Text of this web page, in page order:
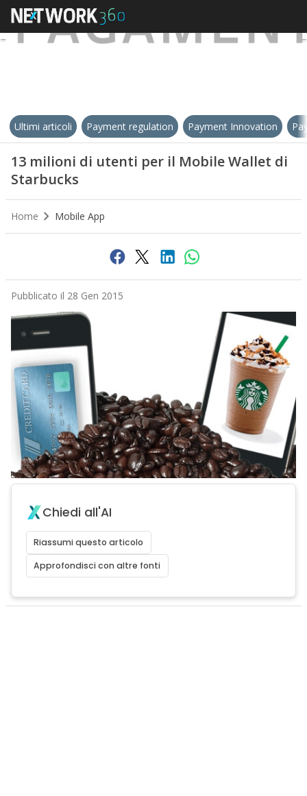
Ultimi articoli Payment regulation Payment Innovation
13 milioni di utenti per il Mobile Wallet di
Starbucks
Home Mobile App
Pubblicato il 28 Gen 2015
Chiedi all'AI
Riassumi questo articolo
Approfondisci con altre fonti